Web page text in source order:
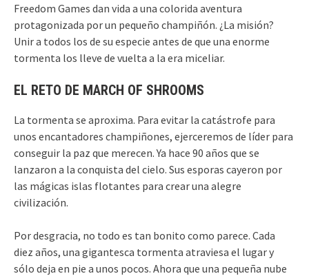
Freedom Games dan vida a una colorida aventura
protagonizada por un pequeño champiñón. ¿La misión?
Unir a todos los de su especie antes de que una enorme
tormenta los lleve de vuelta a la era miceliar.
EL RETO DE MARCH OF SHROOMS
La tormenta se aproxima. Para evitar la catástrofe para
unos encantadores champiñones, ejerceremos de líder para
conseguir la paz que merecen. Ya hace 90 años que se
lanzaron a la conquista del cielo. Sus esporas cayeron por
las mágicas islas flotantes para crear una alegre
civilización.
Por desgracia, no todo es tan bonito como parece. Cada
diez años, una gigantesca tormenta atraviesa el lugar y
sólo deja en pie a unos pocos. Ahora que una pequeña nube